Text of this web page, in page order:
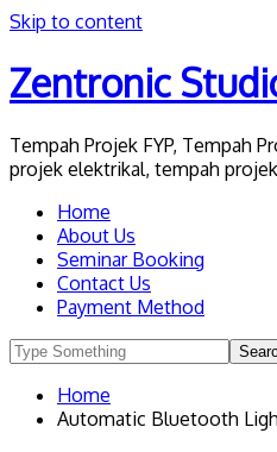
Skip to content
Zentronic
Tempah Projek FYP, Tempah
projek elektrikal, tempah
Home
About Us
Seminar Booking
Contact Us
Payment Method
Home
Automatic Bluetooth